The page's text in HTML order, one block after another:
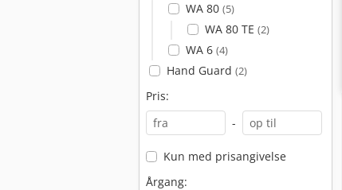
WA 80 (5)
WA 80 TE (2)
WA 6 (4)
Hand Guard (2)
Pris:
-
Kun med prisangivelse
Årgang: